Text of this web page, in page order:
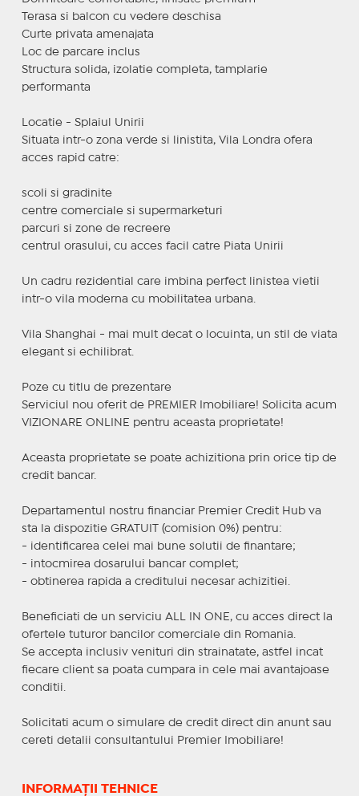
Terasa si balcon cu vedere deschisa
Curte privata amenajata
Loc de parcare inclus
Structura solida, izolatie completa, tamplarie
performanta
Locatie - Splaiul Unirii
Situata intr-o zona verde si linistita, Vila Londra ofera
acces rapid catre:
scoli si gradinite
centre comerciale si supermarketuri
parcuri si zone de recreere
centrul orasului, cu acces facil catre Piata Unirii
Un cadru rezidential care imbina perfect linistea vietii
intr-o vila moderna cu mobilitatea urbana.
Vila Shanghai - mai mult decat o locuinta, un stil de viata
elegant si echilibrat.
Poze cu titlu de prezentare
Serviciul nou oferit de PREMIER Imobiliare! Solicita acum
VIZIONARE ONLINE pentru aceasta proprietate!
Aceasta proprietate se poate achizitiona prin orice tip de
credit bancar.
Departamentul nostru financiar Premier Credit Hub va
sta la dispozitie GRATUIT (comision 0%) pentru:
- identificarea celei mai bune solutii de finantare;
- intocmirea dosarului bancar complet;
- obtinerea rapida a creditului necesar achizitiei.
Beneficiati de un serviciu ALL IN ONE, cu acces direct la
ofertele tuturor bancilor comerciale din Romania.
Se accepta inclusiv venituri din strainatate, astfel incat
fiecare client sa poata cumpara in cele mai avantajoase
conditii.
Solicitati acum o simulare de credit direct din anunt sau
cereti detalii consultantului Premier Imobiliare!
INFORMAȚII TEHNICE